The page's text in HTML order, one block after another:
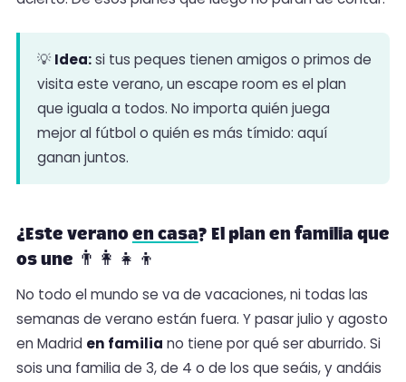
💡 Idea:si tus peques tienen amigos o primos de
visita este verano, un escape room es el plan
que iguala a todos. No importa quién juega
mejor al fútbol o quién es más tímido: aquí
ganan juntos.
¿Este veranoen casa? El plan en familia que
os une 👨‍👩‍👧‍👦
No todo el mundo se va de vacaciones, ni todas las
semanas de verano están fuera. Y pasar julio y agosto
en Madrid en familia no tiene por qué ser aburrido. Si
sois una familia de 3, de 4 o de los que seáis, y andáis